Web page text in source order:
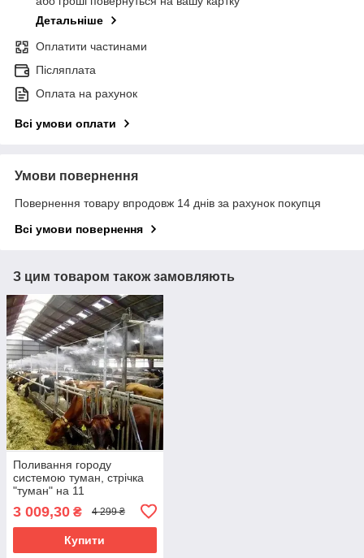
Детальніше
Оплатити частинами
Післяплата
Оплата на рахунок
Всі умови оплати
Умови повернення
Повернення товару впродовж 14 днів за рахунок покупця
Всі умови повернення
З цим товаром також замовляють
Поливання городу
системою туман, стрічка
"туман" на 11
поливання приватного
господарства або великих
3 009,30 ₴ 4 299 ₴
Купити